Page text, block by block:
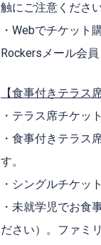
触にご注意ください
・Webでチケット
Rockersメール会
【食事付きテラス席
・テラス席チケッ
・食事付きテラス
す。
・シングルチケッ
・未就学児でお食
ださい）。ファミ